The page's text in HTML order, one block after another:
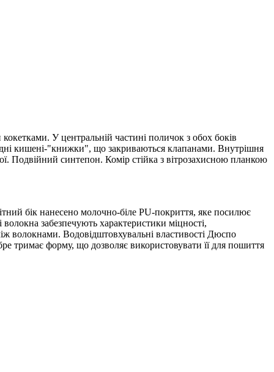
У центральній частині поличок з обох боків
кишені-"книжки", що закриваються клапанами. Внутрішня
Подвійний синтепон. Комір стійка з вітрозахисною планкою
бік нанесено молочно-біле PU-покриття, яке посилює
забезпечують характеристики міцності,
волокнами. Водовідштовхувальні властивості Дюспо
тримає форму, що дозволяє використовувати її для пошиття